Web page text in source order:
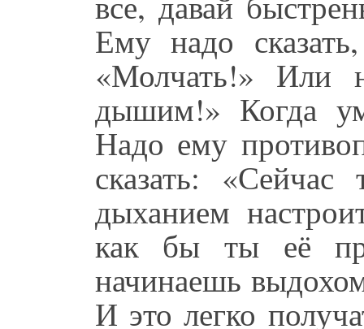
Ему надо
«Молчать!» Или
дышим!» Когда
Надо ему
сказать:
дыханием
как бы ты её
начинаешь
И это легко